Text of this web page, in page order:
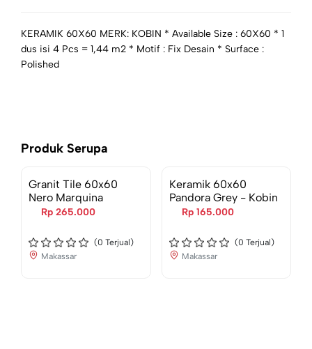
KERAMIK 60X60 MERK: KOBIN * Available Size : 60X60 * 1
dus isi 4 Pcs = 1,44 m2 * Motif : Fix Desain * Surface :
Polished
Produk Serupa
Granit Tile 60x60
Nero Marquina
Rp 265.000
(0 Terjual)
Makassar
Keramik 60x60
Pandora Grey - Kobin
Rp 165.000
(0 Terjual)
Makassar